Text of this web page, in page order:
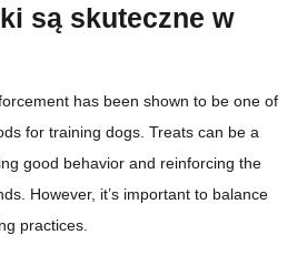
są skuteczne w
has been shown to be one of
for training dogs. Treats can be a
good behavior and reinforcing the
However, it’s important to balance
practices.